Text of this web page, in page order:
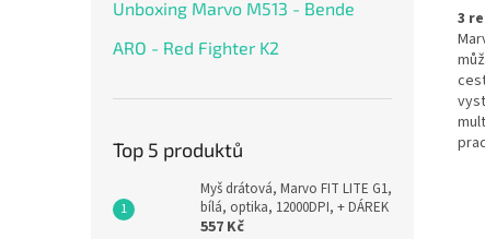
Unboxing Marvo M513 - Bende
ARO - Red Fighter K2
Top 5 produktů
Myš drátová, Marvo FIT LITE G1,
bílá, optika, 12000DPI, + DÁREK
557 Kč
3